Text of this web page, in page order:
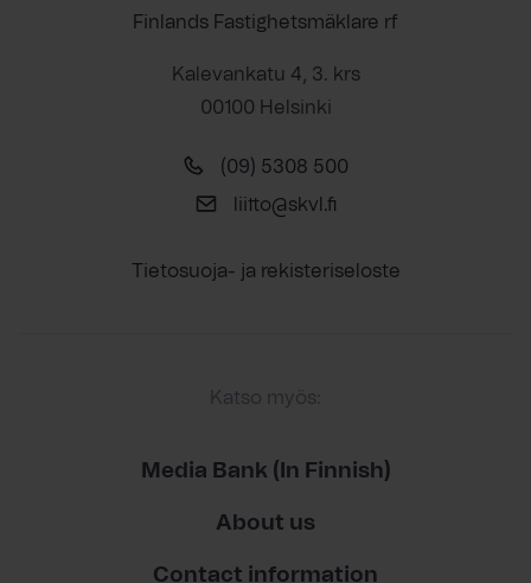
Finlands Fastighetsmäklare rf
Kalevankatu 4, 3. krs
00100 Helsinki
(09) 5308 500
liitto@skvl.fi
Tietosuoja- ja rekisteriseloste
Katso myös:
Media Bank (In Finnish)
About us
Contact information